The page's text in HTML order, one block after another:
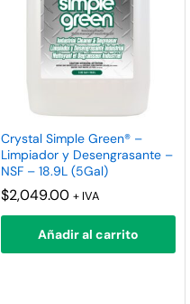
Crystal Simple Green® –
Limpiador y Desengrasante –
NSF – 18.9L (5Gal)
$2,049.00 + IVA
Añadir al carrito